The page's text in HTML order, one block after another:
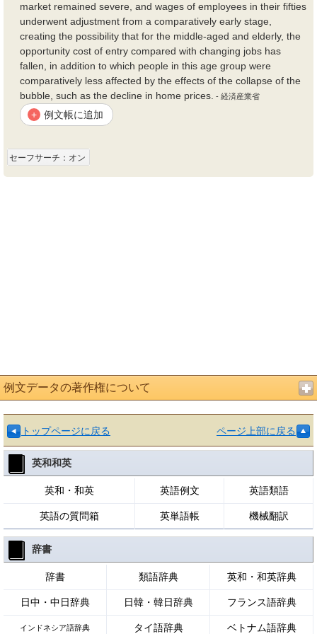
market remained severe, and wages of employees in their fifties
underwent adjustment from a comparatively early stage,
creating the possibility that for the middle-aged and elderly, the
opportunity cost of entry compared with changing jobs has
fallen, in addition to which people in this age group were
comparatively less affected by the effects of the collapse of the
bubble, such as the decline in home prices. - 経済産業省
+ 例文帳に追加
セーフサーチ：オン
例文データの著作権について
トップページに戻る ページ上部に戻る
英和和英
英和・和英 英語例文 英語類語
英語の質問箱 英単語帳 機械翻訳
辞書
辞書 類語辞典 英和・和英辞典
日中・中日辞典 日韓・韓日辞典 フランス語辞典
インドネシア語辞典 タイ語辞典 ベトナム語辞典